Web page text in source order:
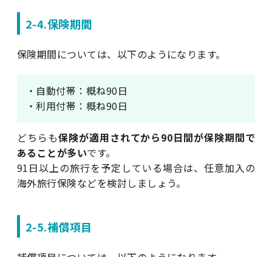
2-4.保険期間
保険期間については、以下のようになります。
・自動付帯：概ね90日
・利用付帯：概ね90日
どちらも保険が適用されてから90日間が保険期間で
あることが多いです。
91日以上の旅行を予定している場合は、任意加入の
海外旅行保険などを検討しましょう。
2-5.補償項目